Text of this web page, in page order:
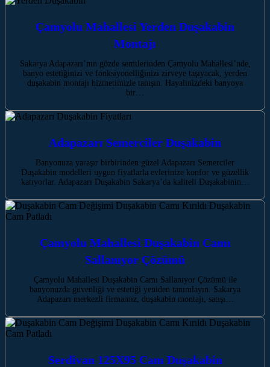
Çamyolu Mahallesi Yerden Duşakabin
Montajı
Sakarya Adapazarı’nın gözde semtlerinden Çamyolu Mahallesi’nde,
banyo estetiğinizi ve fonksiyonelliğinizi zirveye taşıyacak, yerden
duşakabin montajı hizmetimizle tanışın. Hayalinizdeki banyoya
bir…
Adapazarı Semerciler Duşakabin
Banyonuza yaraşır birbirinden güzel Adapazarı Semerciler
Duşakabin modelleri uygun fiyatlarla evlerinize konfor ve güzellik
katıyorlar. Adapazarı Duşakabin Sakarya’da kaliteli Duşakabinin…
Çamyolu Mahallesi Duşakabin Camı
Sallanıyor Çözümü
Çamyolu Mahallesi Duşakabin Camı Sallanıyor Çözümü ile
banyonuzda güvenliği ve estetiği yeniden tanımlayın. Sakarya
Adapazarı merkezli firmamız, duşakabin montajı, satışı…
Serdivan 125X95 Cam Duşakabin